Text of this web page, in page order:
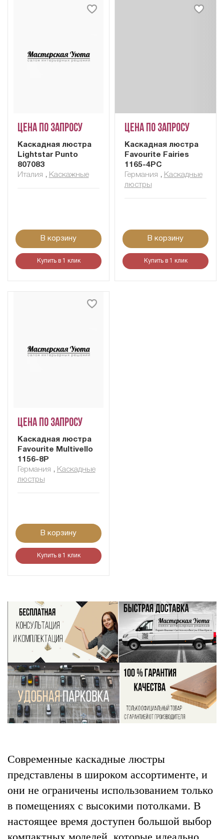
Цена по запросу
Каскадная люстра
Lightstar Punto
807083
Италия , Каскажные
В корзину
Купить в 1 клик
Цена по запросу
Каскадная люстра
Favourite Fairies
1165-4PC
Германия , Каскадные
люстры
В корзину
Купить в 1 клик
Цена по запросу
Каскадная люстра
Favourite Multivello
1156-8P
Германия , Каскадные
люстры
В корзину
Купить в 1 клик
Современные каскадные люстры
представлены в широком ассортименте, и
они не ограничены использованием только
в помещениях с высокими потолками. В
настоящее время доступен большой выбор
компактных моделей, которые идеально